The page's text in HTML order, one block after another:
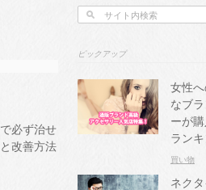
必ず治せ
改善方法
ピックアップ
女性
なブ
ーが
ランキ
買い物
ネク